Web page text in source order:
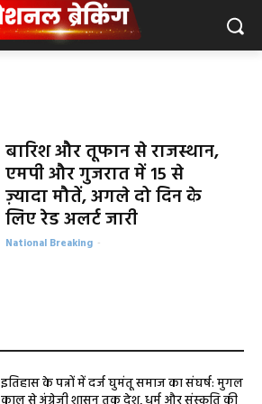
बारिश और तूफान से राजस्थान,
एमपी और गुजरात में 15 से
ज़्यादा मौतें, अगले दो दिन के
लिए रेड अलर्ट जारी
National Breaking -
इतिहास के पन्नों में दर्ज घुमंतू समाज का संघर्ष: मुगल